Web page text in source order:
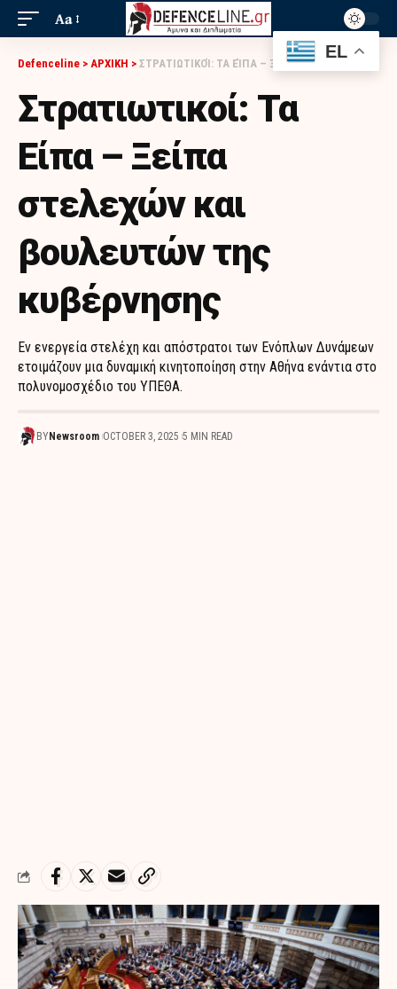
Aa
Defenceline > ΑΡΧΙΚΗ > ΣΤΡΑΤΙΩΤΙΚΟΊ: ΤΑ ΕΊΠΑ – ΞΕΊΠΑ ΣΤΕΛΕΧΏΝ ΚΑΙ ΒΟΥΛΕΥΤΏΝ ΤΗΣ ΚΥΒΈΡΝΗΣΗΣ
Στρατιωτικοί: Τα
Είπα – Ξείπα
στελεχών και
βουλευτών της
κυβέρνησης
Εν ενεργεία στελέχη και απόστρατοι των Ενόπλων Δυνάμεων
ετοιμάζουν μια δυναμική κινητοποίηση στην Αθήνα ενάντια στο
πολυνομοσχέδιο του ΥΠΕΘΑ.
BY Newsroom OCTOBER 3, 2025 5 MIN READ
EL